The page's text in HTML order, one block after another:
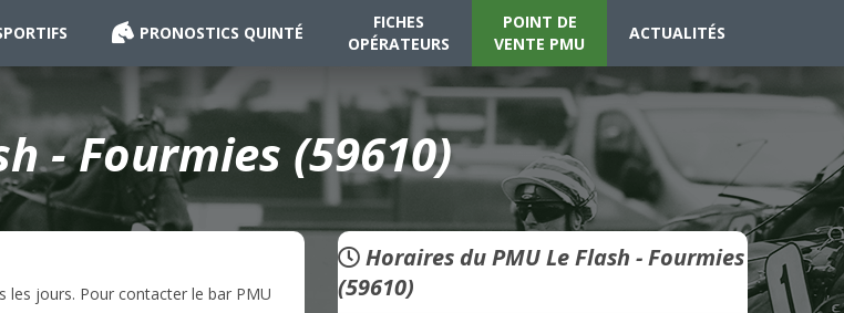
PRONOSTICS QUINTÉ
FICHES
OPÉRATEURS
POINT DE
VENTE PMU
ACTUALITÉS
- Fourmies (59610)
les jours. Pour contacter le bar PMU
Horaires du PMU Le Flash - Fourmies
(59610)